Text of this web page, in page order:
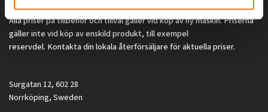
Alla priser på tillbehör och tillval gäller vid köp av ny maskin. Priserna
gäller inte vid köp av enskild produkt, till exempel
reservdel. Kontakta din lokala återförsäljare för aktuella priser.
Surgatan 12, 602 28
Norrköping, Sweden